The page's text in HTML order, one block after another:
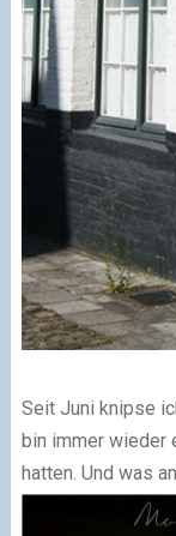
Seit Juni knipse
bin immer wieder
hatten. Und was